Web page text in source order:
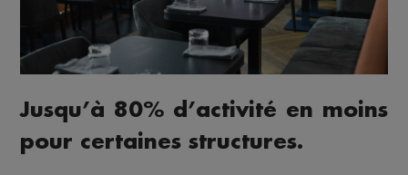
Jusqu’à 80% d’activité en moins
pour certaines structures.